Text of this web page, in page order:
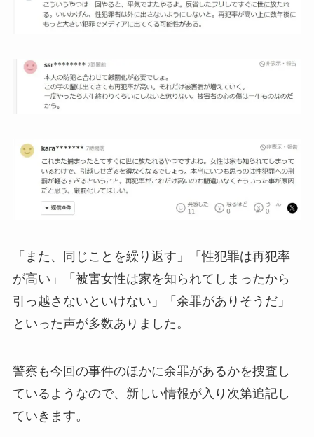
「また、同じことを繰り返す」「性犯罪は再犯率
が高い」「被害女性は家を知られてしまったから
引っ越さないといけない」「余罪がありそうだ」
といった声が多数ありました。
警察も今回の事件のほかに余罪があるかを捜査し
ているようなので、新しい情報が入り次第追記し
ていきます。